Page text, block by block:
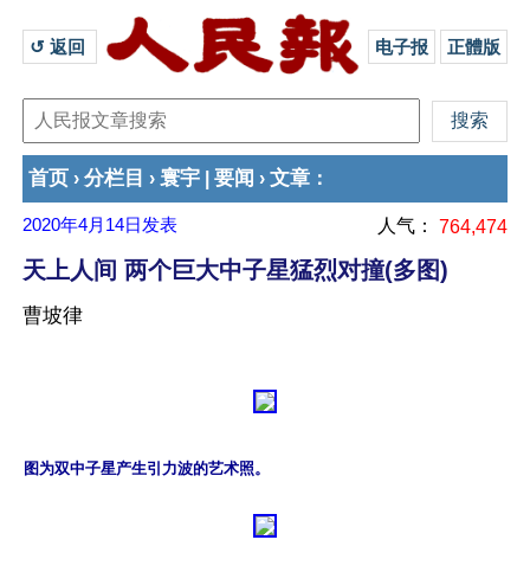
↺ 返回 电子报 正體版
首页 › 分栏目 › 寰宇 要闻 › 文章 ：
2020年4月14日 发表 人气： 764,474
天上人间 两个巨大中子星猛烈对撞(多图)
曹坡律
图为双中子星产生引力波的艺术照。